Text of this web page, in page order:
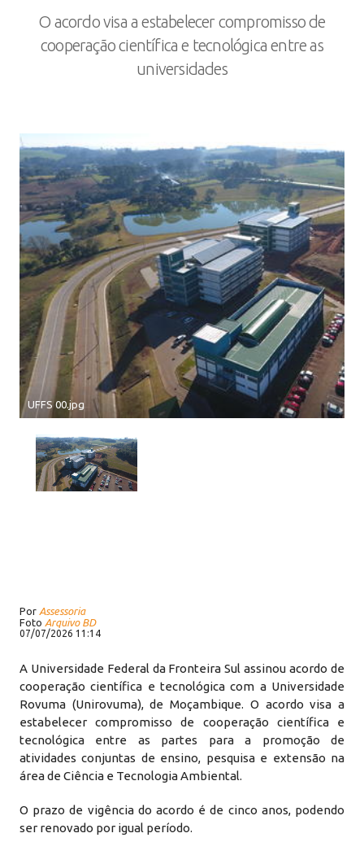
O acordo visa a estabelecer compromisso de
cooperação científica e tecnológica entre as
universidades
UFFS 00.jpg
Por Assessoria
Foto Arquivo BD
07/07/2026 11:14
A Universidade Federal da Fronteira Sul assinou acordo de
cooperação científica e tecnológica com a Universidade
Rovuma (Unirovuma), de Moçambique. O acordo visa a
estabelecer compromisso de cooperação científica e
tecnológica entre as partes para a promoção de
atividades conjuntas de ensino, pesquisa e extensão na
área de Ciência e Tecnologia Ambiental.
O prazo de vigência do acordo é de cinco anos, podendo
ser renovado por igual período.